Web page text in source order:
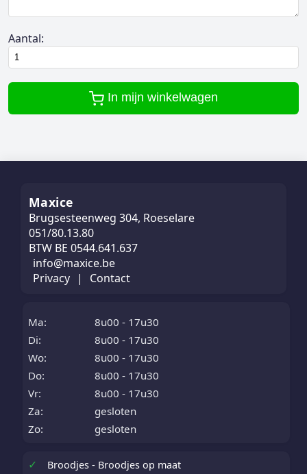
Aantal:
In mijn winkelwagen
Maxice
Brugsesteenweg 304, Roeselare
051/80.13.80
BTW BE 0544.641.637
info@maxice.be
Privacy
| Contact
Ma:
8u00 - 17u30
Di:
8u00 - 17u30
Wo:
8u00 - 17u30
Do:
8u00 - 17u30
Vr:
8u00 - 17u30
Za:
gesloten
Zo:
gesloten
✓ Broodjes - Broodjes op maat